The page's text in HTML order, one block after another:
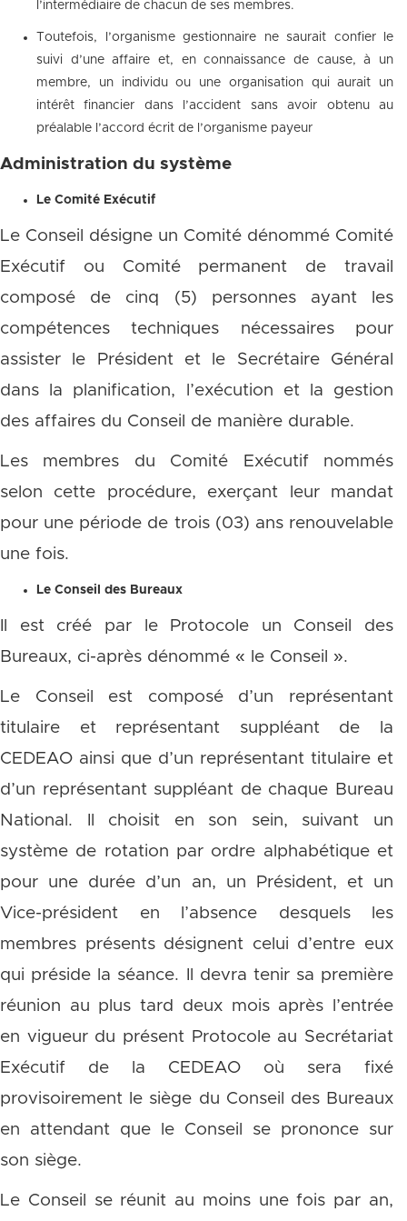
l’intermédiaire de chacun de ses membres.
Toutefois, l’organisme gestionnaire ne saurait confier le
suivi d’une affaire et, en connaissance de cause, à un
membre, un individu ou une organisation qui aurait un
intérêt financier dans l’accident sans avoir obtenu au
préalable l’accord écrit de l’organisme payeur
Administration du système
Le Comité Exécutif
Le Conseil désigne un Comité dénommé Comité
Exécutif ou Comité permanent de travail
composé de cinq (5) personnes ayant les
compétences techniques nécessaires pour
assister le Président et le Secrétaire Général
dans la planification, l’exécution et la gestion
des affaires du Conseil de manière durable.
Les membres du Comité Exécutif nommés
selon cette procédure, exerçant leur mandat
pour une période de trois (03) ans renouvelable
une fois.
Le Conseil des Bureaux
Il est créé par le Protocole un Conseil des
Bureaux, ci-après dénommé « le Conseil ».
Le Conseil est composé d’un représentant
titulaire et représentant suppléant de la
CEDEAO ainsi que d’un représentant titulaire et
d’un représentant suppléant de chaque Bureau
National. Il choisit en son sein, suivant un
système de rotation par ordre alphabétique et
pour une durée d’un an, un Président, et un
Vice-président en l’absence desquels les
membres présents désignent celui d’entre eux
qui préside la séance. Il devra tenir sa première
réunion au plus tard deux mois après l’entrée
en vigueur du présent Protocole au Secrétariat
Exécutif de la CEDEAO où sera fixé
provisoirement le siège du Conseil des Bureaux
en attendant que le Conseil se prononce sur
son siège.
Le Conseil se réunit au moins une fois par an,